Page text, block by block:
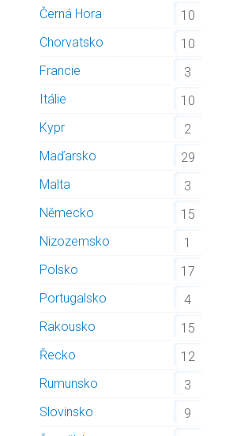
Černá Hora
10
Chorvatsko
10
Francie
3
Itálie
10
Kypr
2
Maďarsko
29
Malta
3
Německo
15
Nizozemsko
1
Polsko
17
Portugalsko
4
Rakousko
15
Řecko
12
Rumunsko
3
Slovinsko
9